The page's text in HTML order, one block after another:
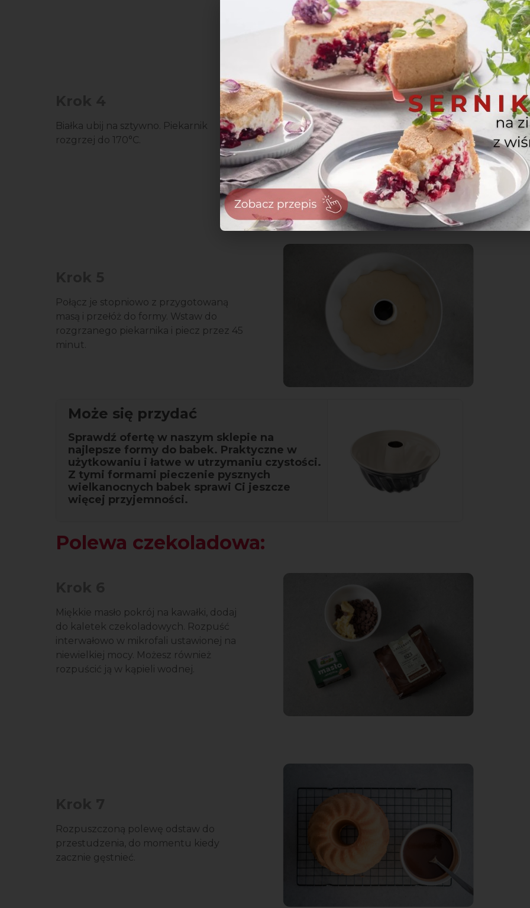
Białka ubij na sztywno. Piekarnik
rozgrzej do 170°C.
Połącz je stopniowo z przygotowaną
masą i przełóż do formy. Wstaw do
rozgrzanego piekarnika i piecz przez 45
minut.
Może się przydać
Sprawdź ofertę w naszym sklepie na
najlepsze formy do babek. Praktyczne w
użytkowaniu i łatwe w utrzymaniu czystości.
Z tymi formami pieczenie pysznych
wielkanocnych babek sprawi Ci jeszcze
więcej przyjemności.
Polewa czekoladowa:
Miękkie masło pokrój na kawałki, dodaj
do kaletek czekoladowych. Rozpuść
interwałowo w mikrofali ustawionej na
niewielkiej mocy. Możesz również
rozpuścić ją w kąpieli wodnej.
Rozpuszczoną polewę odstaw do
przestudzenia, do momentu kiedy
zacznie gęstnieć.
zarejestruj